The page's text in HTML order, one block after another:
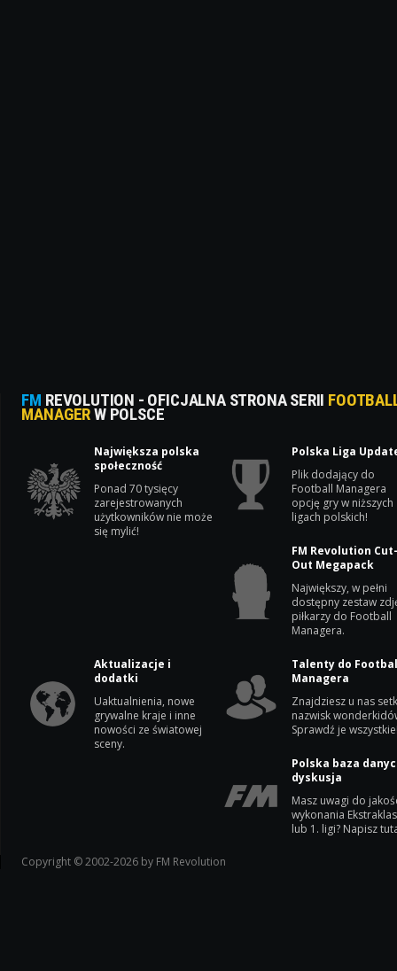
FM REVOLUTION - OFICJALNA STRONA SERII
MANAGERW POLSCE
Największa polska
społeczność
Ponad 70 tysięcy
zarejestrowanych
użytkowników nie może
się mylić!
Polska Liga
Plik dodający do
Football Managera
opcję gry w niższych
ligach polskich!
FM Revolution
Out Megapack
Największy, w pełni
dostępny zestaw
piłkarzy do Football
Managera.
Aktualizacje i
dodatki
Uaktualnienia, nowe
grywalne kraje i inne
nowości ze światowej
sceny.
Talenty do
Managera
Znajdziesz u nas
nazwisk
Sprawdź je
Polska baza
dyskusja
Masz uwagi do
wykonania
lub 1. ligi? Napisz
Copyright © 2002-2026 by FM Revolution